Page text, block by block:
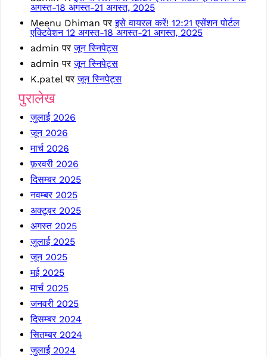
अगस्त-18 अगस्त-21 अगस्त, 2025
Meenu Dhiman परइसे वायरल करें! 12:21 एसेंशन पोर्टल
एक्टिवेशन 12 अगस्त-18 अगस्त-21 अगस्त, 2025
admin परजून स्निपेट्स
admin परजून स्निपेट्स
K.patelपरजून स्निपेट्स
पुरालेख
जुलाई 2026
जून 2026
मार्च 2026
फ़रवरी 2026
दिसम्बर 2025
नवम्बर 2025
अक्टूबर 2025
अगस्त 2025
जुलाई 2025
जून 2025
मई 2025
मार्च 2025
जनवरी 2025
दिसम्बर 2024
सितम्बर 2024
जुलाई 2024